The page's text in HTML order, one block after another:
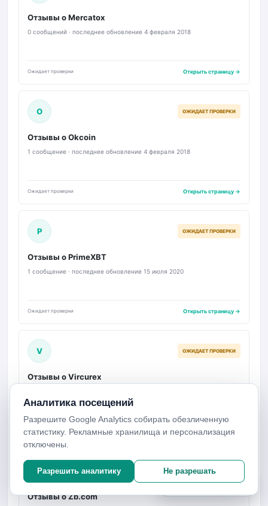
Отзывы о Mercatox
0 сообщений · последнее обновление 4 февраля 2018
Ожидает проверки Открыть страницу →
O ОЖИДАЕТ ПРОВЕРКИ
Отзывы о Okcoin
1 сообщение · последнее обновление 4 февраля 2018
Ожидает проверки Открыть страницу →
P ОЖИДАЕТ ПРОВЕРКИ
Отзывы о PrimeXBT
1 сообщение · последнее обновление 15 июля 2020
Ожидает проверки Открыть страницу →
V ОЖИДАЕТ ПРОВЕРКИ
Отзывы о Vircurex
Ожидает проверки Открыть страницу →
Z ОЖИДАЕТ ПРОВЕРКИ
Отзывы о Zb.com
Настройки аналитики
Аналитика посещений
Разрешите Google Analytics собирать обезличенную
статистику. Рекламные хранилища и персонализация
отключены.
Разрешить аналитику Не разрешать